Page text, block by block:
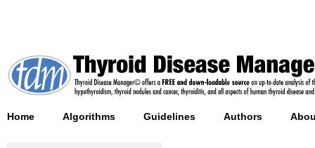
Home Algorithms Guidelines Authors